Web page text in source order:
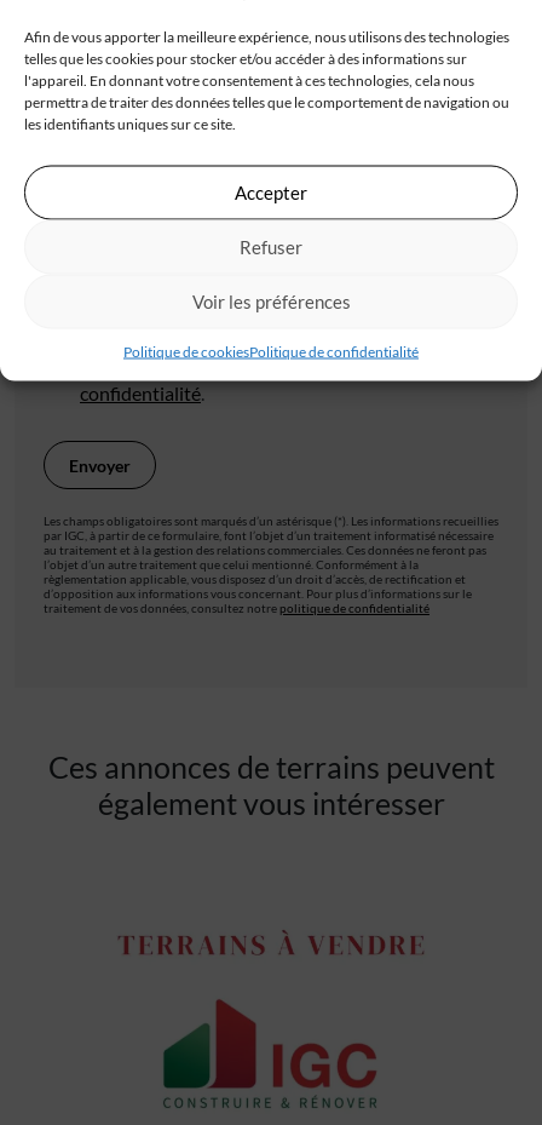
Afin de vous apporter la meilleure expérience, nous utilisons des technologies
telles que les cookies pour stocker et/ou accéder à des informations sur
l'appareil. En donnant votre consentement à ces technologies, cela nous
permettra de traiter des données telles que le comportement de navigation ou
les identifiants uniques sur ce site.
Accepter
Refuser
Voir les préférences
Politique de cookiesPolitique de confidentialité
Code postal*
Ville*
J'accepte de recevoir les offres d'IGC
Je valide avoir pris connaissance de lapolitique de
confidentialité.
Les champs obligatoires sont marqués d’un astérisque (*). Les informations recueillies
par IGC, à partir de ce formulaire, font l’objet d’un traitement informatisé nécessaire
au traitement et à la gestion des relations commerciales. Ces données ne feront pas
l’objet d’un autre traitement que celui mentionné. Conformément à la
règlementation applicable, vous disposez d’un droit d’accès, de rectification et
d’opposition aux informations vous concernant. Pour plus d’informations sur le
traitement de vos données, consultez notre politique de confidentialité
Ces annonces de terrains peuvent
également vous intéresser